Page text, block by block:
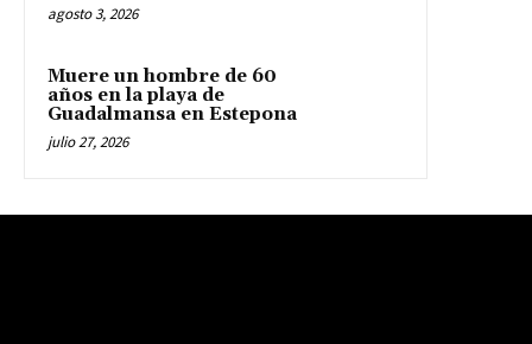
agosto 3, 2026
Muere un hombre de 60
años en la playa de
Guadalmansa en Estepona
julio 27, 2026